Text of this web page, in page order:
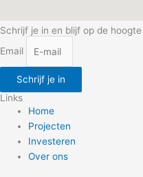
Schrijf je in en blijf op de
Email
Schrijf je in
Links
Home
Projecten
Investeren
Over ons